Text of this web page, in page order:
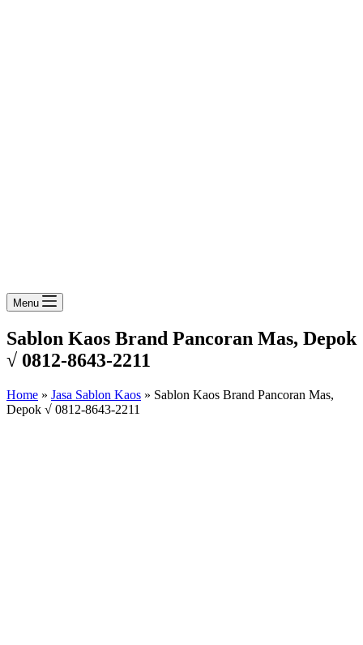
Menu
Sablon Kaos Brand Pancoran Mas, Depok
√ 0812-8643-2211
Home » Jasa Sablon Kaos » Sablon Kaos Brand Pancoran Mas,
Depok √ 0812-8643-2211